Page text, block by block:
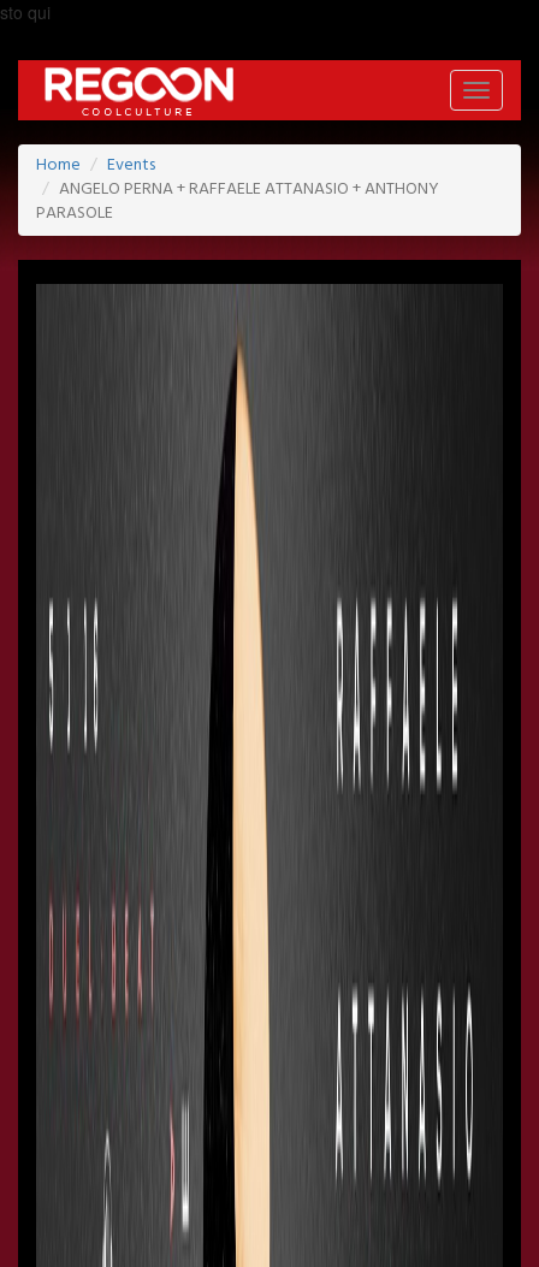
sto qui
Toggle
Home
Events
ANGELO PERNA + RAFFAELE ATTANASIO + ANTHONY
PARASOLE